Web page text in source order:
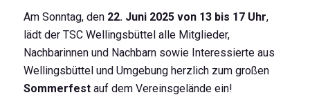
Am Sonntag, den 22. Juni 2025 von 13 bis 17 Uhr,
lädt der TSC Wellingsbüttel alle Mitglieder,
Nachbarinnen und Nachbarn sowie Interessierte aus
Wellingsbüttel und Umgebung herzlich zum großen
Sommerfestauf dem Vereinsgelände ein!